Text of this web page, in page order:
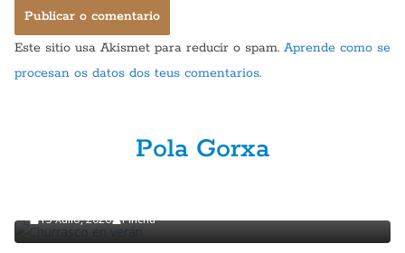
Este sitio usa Akismet para reducir o spam. Aprende como se
procesan os datos dos teus comentarios.
Pola Gorxa
POLA GORXA
15 Xullo, 2026 Pincha